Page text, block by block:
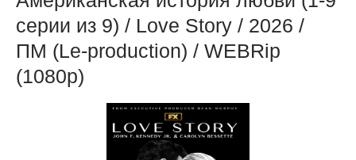
серии из 9) / Love Story / 2026 /
ПМ (Le-production) / WEBRip
(1080р)